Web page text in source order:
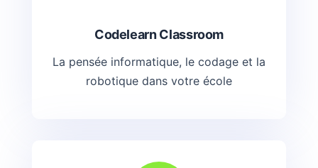
Codelearn Classroom
La pensée informatique, le codage et la
robotique dans votre école